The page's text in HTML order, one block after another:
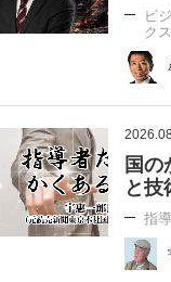
ビ
ク
国の
と技
指